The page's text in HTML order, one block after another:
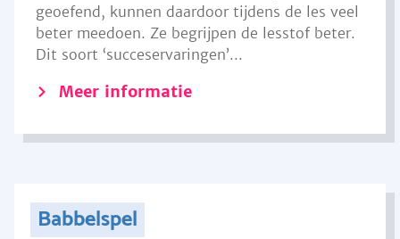
geoefend, kunnen daardoor tijdens de les veel
beter meedoen. Ze begrijpen de lesstof beter.
Dit soort ‘succeservaringen’...
Meer informatie
Babbelspel